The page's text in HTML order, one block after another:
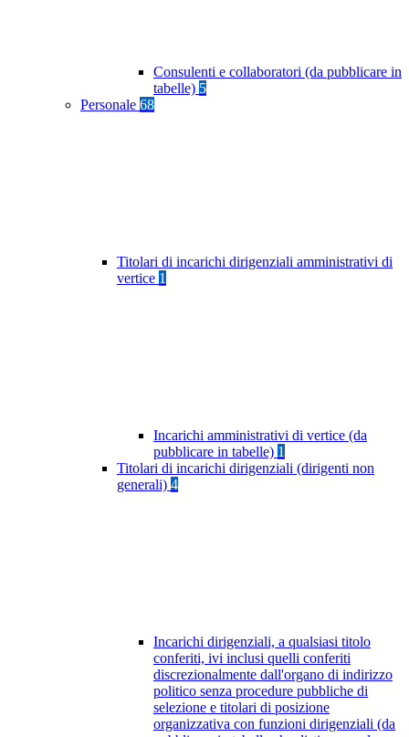
Consulenti e collaboratori (da pubblicare in
tabelle) 5
Personale 68
Titolari di incarichi dirigenziali amministrativi di
vertice 1
Incarichi amministrativi di vertice (da
pubblicare in tabelle) 1
Titolari di incarichi dirigenziali (dirigenti non
generali) 4
Incarichi dirigenziali, a qualsiasi titolo
conferiti, ivi inclusi quelli conferiti
discrezionalmente dall'organo di indirizzo
politico senza procedure pubbliche di
selezione e titolari di posizione
organizzativa con funzioni dirigenziali (da